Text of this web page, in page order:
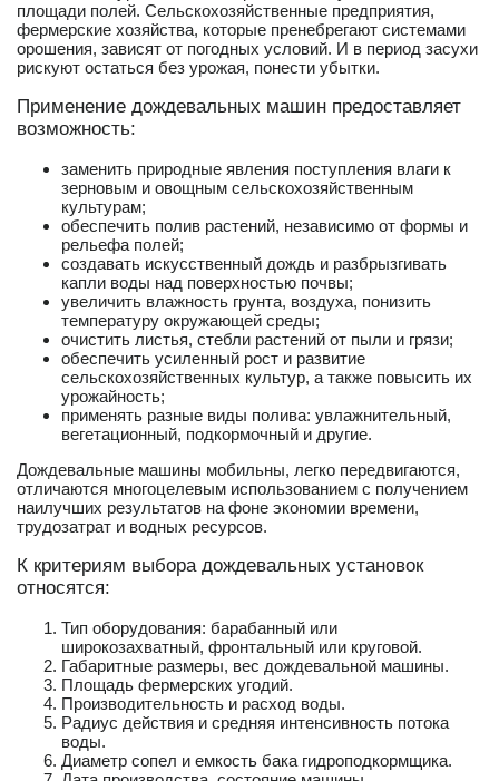
площади полей. Сельскохозяйственные предприятия,
фермерские хозяйства, которые пренебрегают системами
орошения, зависят от погодных условий. И в период засухи
рискуют остаться без урожая, понести убытки.
Применение дождевальных машин предоставляет
возможность:
заменить природные явления поступления влаги к
зерновым и овощным сельскохозяйственным
культурам;
обеспечить полив растений, независимо от формы и
рельефа полей;
создавать искусственный дождь и разбрызгивать
капли воды над поверхностью почвы;
увеличить влажность грунта, воздуха, понизить
температуру окружающей среды;
очистить листья, стебли растений от пыли и грязи;
обеспечить усиленный рост и развитие
сельскохозяйственных культур, а также повысить их
урожайность;
применять разные виды полива: увлажнительный,
вегетационный, подкормочный и другие.
Дождевальные машины мобильны, легко передвигаются,
отличаются многоцелевым использованием с получением
наилучших результатов на фоне экономии времени,
трудозатрат и водных ресурсов.
К критериям выбора дождевальных установок
относятся:
Тип оборудования: барабанный или
широкозахватный, фронтальный или круговой.
Габаритные размеры, вес дождевальной машины.
Площадь фермерских угодий.
Производительность и расход воды.
Радиус действия и средняя интенсивность потока
воды.
Диаметр сопел и емкость бака гидроподкормщика.